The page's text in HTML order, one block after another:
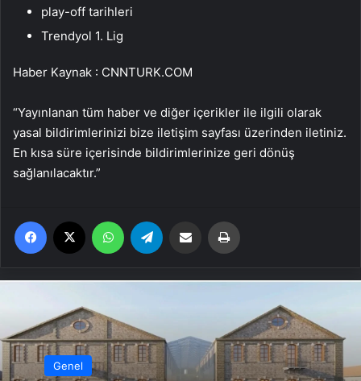
play-off tarihleri
Trendyol 1. Lig
Haber Kaynak : CNNTURK.COM
“Yayınlanan tüm haber ve diğer içerikler ile ilgili olarak
yasal bildirimlerinizi bize iletişim sayfası üzerinden iletiniz.
En kısa süre içerisinde bildirimlerinize geri dönüş
sağlanılacaktır.”
Facebook WhatsApp Email'den paylaş
Genel